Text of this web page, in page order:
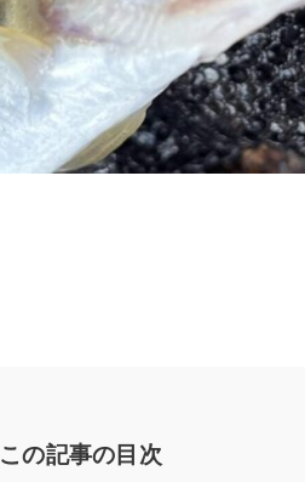
この記事の目次